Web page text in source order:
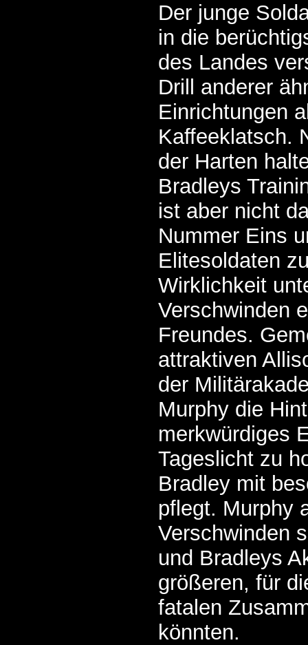
Der junge
in die
des Landes
Drill anderer
Einrichtungen
Kaffeeklatsch.
der Harten
Bradleys
ist aber nicht
Nummer Eins
Elitesoldaten
Wirklichkeit
Verschwinden
Freundes.
attraktiven
der
Murphy die
merkwürdiges
Tageslicht zu
Bradley mit
pflegt. Murphy
Verschwinden
und Bradleys
größeren, für
fatalen
könnten.